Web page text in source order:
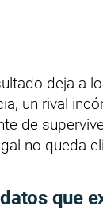
deja a
un rival
de
no queda
que